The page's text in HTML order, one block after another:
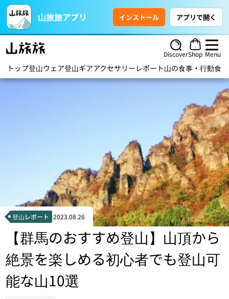
山旅旅アプリ インストール アプリで開く
DiscoverShop Menu
トップ登山ウェア登山ギアアクセサリー レポート山の食事・行動食
登山レポート 2023.08.26
【群馬のおすすめ登山】山頂から
絶景を楽しめる初心者でも登山可
能な山10選